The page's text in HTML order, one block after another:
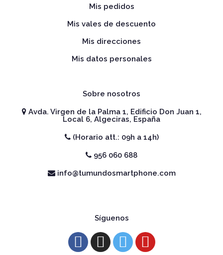
Mis pedidos
Mis vales de descuento
Mis direcciones
Mis datos personales
Sobre nosotros
Avda. Virgen de la Palma 1, Edificio Don Juan 1,
Local 6, Algeciras, España
(Horario att.: 09h a 14h)
956 060 688
info@tumundosmartphone.com
Síguenos